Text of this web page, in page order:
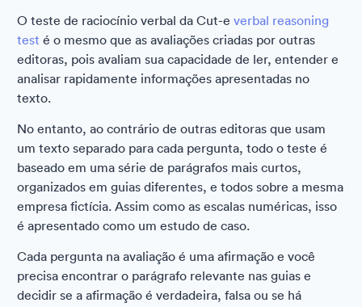
O teste de raciocínio verbal da Cut-e verbal reasoning
test é o mesmo que as avaliações criadas por outras
editoras, pois avaliam sua capacidade de ler, entender e
analisar rapidamente informações apresentadas no
texto.
No entanto, ao contrário de outras editoras que usam
um texto separado para cada pergunta, todo o teste é
baseado em uma série de parágrafos mais curtos,
organizados em guias diferentes, e todos sobre a mesma
empresa fictícia. Assim como as escalas numéricas, isso
é apresentado como um estudo de caso.
Cada pergunta na avaliação é uma afirmação e você
precisa encontrar o parágrafo relevante nas guias e
decidir se a afirmação é verdadeira, falsa ou se há